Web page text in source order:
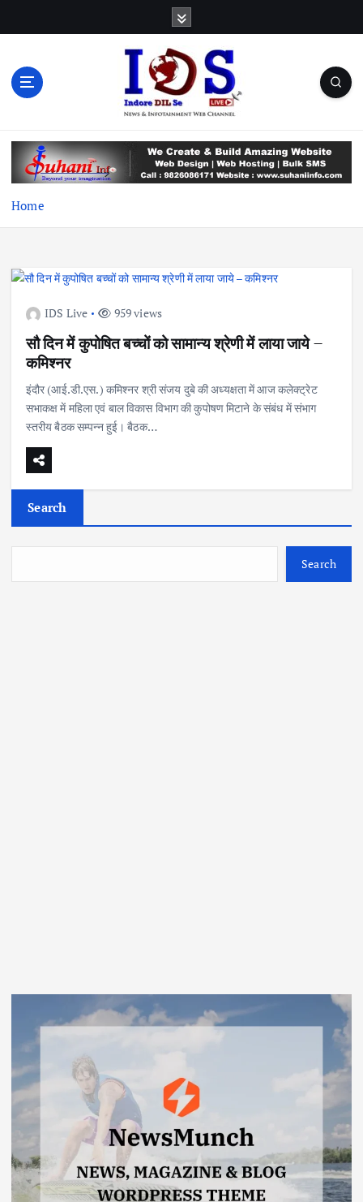
t
Home
IDS Live 959 views
सौ दिन में कुपोषित बच्चों को सामान्य श्रेणी में लाया जाये –
कमिश्नर
इंदौर (आई.डी.एस.) कमिश्नर श्री संजय दुबे की अध्यक्षता में आज कलेक्ट्रेट
सभाकक्ष में महिला एवं बाल विकास विभाग की कुपोषण मिटाने के संबंध में संभाग
स्तरीय बैठक सम्पन्न हुई। बैठक…
Search
Search